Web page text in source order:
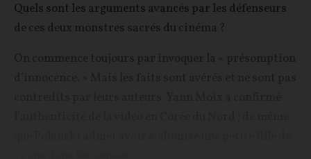
Quels sont les arguments avancés par les défenseurs
de ces deux monstres sacrés du cinéma ?